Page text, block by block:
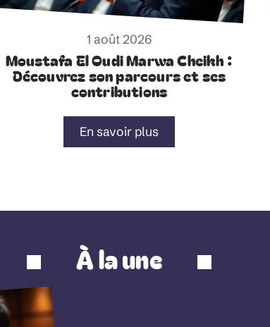
1 août 2026
Moustafa El Oudi Marwa Cheikh :
Découvrez son parcours et ses
contributions
En savoir plus
À la une